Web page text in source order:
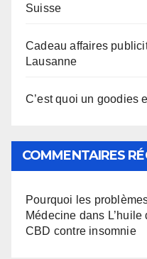
Suisse
Cadeau affaires
Lausanne
C’est quoi un goodies
COMMENTAIRES
Pourquoi les
Médecine dans
CBD contre insomnie